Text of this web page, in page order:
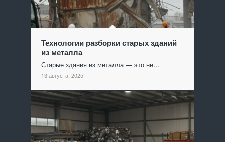
Технологии разборки старых зданий
из металла
Старые здания из металла — это не…
13 августа, 2025